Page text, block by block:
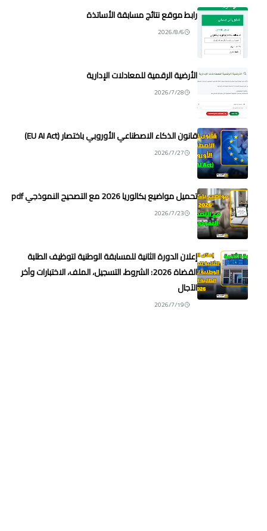
رابط موقع نتائج مسابقة الأساتذة
2026/8/6
الأرضية الرقمية للمعادلات الإدارية
2026/7/28
قانون الذكاء الاصطناعي الأوروبي باختصار (EU AI Act)
2026/7/27
تحميل مواضيع بكالوريا 2026 مع التصحيح النموذجي pdf
2026/7/23
إعلان الدورة الثانية للمسابقة الوطنية لتوظيف الطلبة
القضاة 2026: الشروط، التسجيل، الملف، الاختبارات وآخر
الآجال
2026/7/19